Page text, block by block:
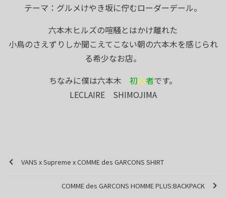
テーマ：グルメけやき坂に佇むローダーデール。
六本木ヒルズの喧騒とはかけ離れた
小鳥のさえずりしか聞こえてこない朝の六本木を感じられ
る希少なお店。
ちなみに僕は六本木 初心者です。
LECLAIRE SHIMOJIMA
VANS x Supreme x COMME des GARCONS SHIRT
COMME des GARCONS HOMME PLUS:BACKPACK